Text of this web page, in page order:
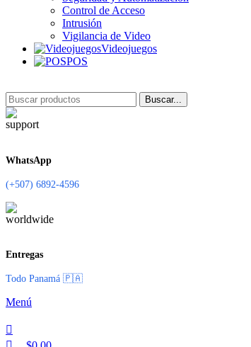
Control de Acceso
Intrusión
Vigilancia de Video
Videojuegos
POS
Buscar...
WhatsApp
(+507) 6892-4596
Entregas
Todo Panamá 🇵🇦
Menú